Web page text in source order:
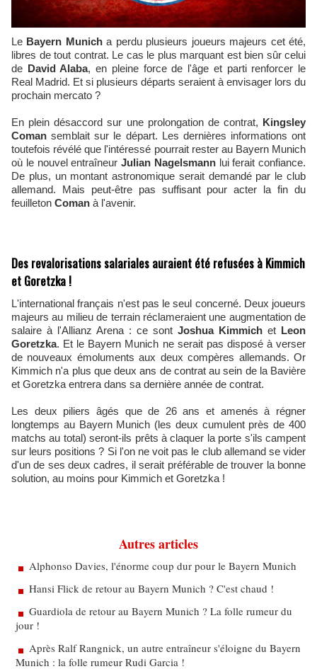
Le Bayern Municha perdu plusieurs joueurs majeurs cet été,
libres de tout contrat. Le cas le plus marquant est bien sûr celui
de David Alaba, en pleine force de l'âge et parti renforcer le
Real Madrid. Et si plusieurs départs seraient à envisager lors du
prochain mercato ?
En plein désaccord sur une prolongation de contrat, Kingsley
Coman semblait sur le départ. Les dernières informations ont
toutefois révélé que l'intéressé pourrait rester au Bayern Munich
où le nouvel entraîneur Julian Nagelsmannlui ferait confiance.
De plus, un montant astronomique serait demandé par le club
allemand. Mais peut-être pas suffisant pour acter la fin du
feuilleton Coman à l'avenir.
Des revalorisations salariales auraient été refusées à Kimmich
et Goretzka !
L'international français n'est pas le seul concerné. Deux joueurs
majeurs au milieu de terrain réclameraient une augmentation de
salaire à l'Allianz Arena : ce sont Joshua Kimmich et Leon
Goretzka. Et le Bayern Munich ne serait pas disposé à verser
de nouveaux émoluments aux deux compères allemands. Or
Kimmich n'a plus que deux ans de contrat au sein de la Bavière
et Goretzka entrera dans sa dernière année de contrat.
Les deux piliers âgés que de 26 ans et amenés à régner
longtemps au Bayern Munich (les deux cumulent près de 400
matchs au total) seront-ils prêts à claquer la porte s'ils campent
sur leurs positions ? Si l'on ne voit pas le club allemand se vider
d'un de ses deux cadres, il serait préférable de trouver la bonne
solution, au moins pour Kimmich et Goretzka !
Autres articles
Alphonso Davies, l'énorme coup dur pour le Bayern Munich
Hansi Flick de retour au Bayern Munich ? C'est chaud !
Guardiola de retour au Bayern Munich ? La folle rumeur du
jour !
Après Ralf Rangnick, un autre entraîneur s'éloigne du Bayern
Munich : la folle rumeur Rudi Garcia !